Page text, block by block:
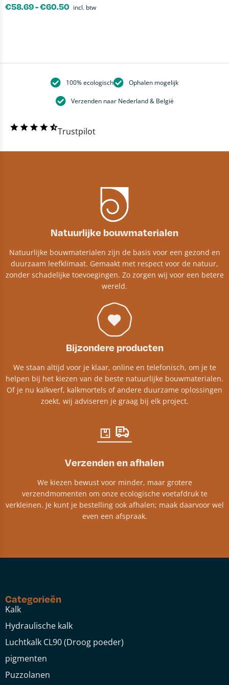
€58.69-€60.50 incl. btw
100% ecologisch Ophalen mogelijk
Verzenden naar Nederland & België
Trustpilot
Natuurlijke bouwmaterialen
Natuurlijke bouwmaterialen zijn de basis voor een gezond en
duurzaam leefklimaat. Gemaakt met respect voor de natuur,
zonder schadelijke toevoegingen. Zo zorgen wij voor een betere
wereld.
Bijzondere producten
We staan altijd voor je klaar, online en telefonisch, om je te
helpen bij het kiezen van de beste natuurlijke bouwmaterialen.
Of je nu kalkverf, kalkmortels of andere duurzame oplossingen
zoekt, wij adviseren je graag bij elk project.​
Verzenden en afhalen
We kiezen bewust voor minder, maar grotere
verzendmomenten om onze ecologische voetafdruk te
verkleinen. Je kunt je bestelling ook afhalen; maak daarvoor wel
even een afspraak.
Categorieën
Kalk
Hydraulische kalk
Luchtkalk CL90 (Droog poeder)
pigmenten
Puzzolanen